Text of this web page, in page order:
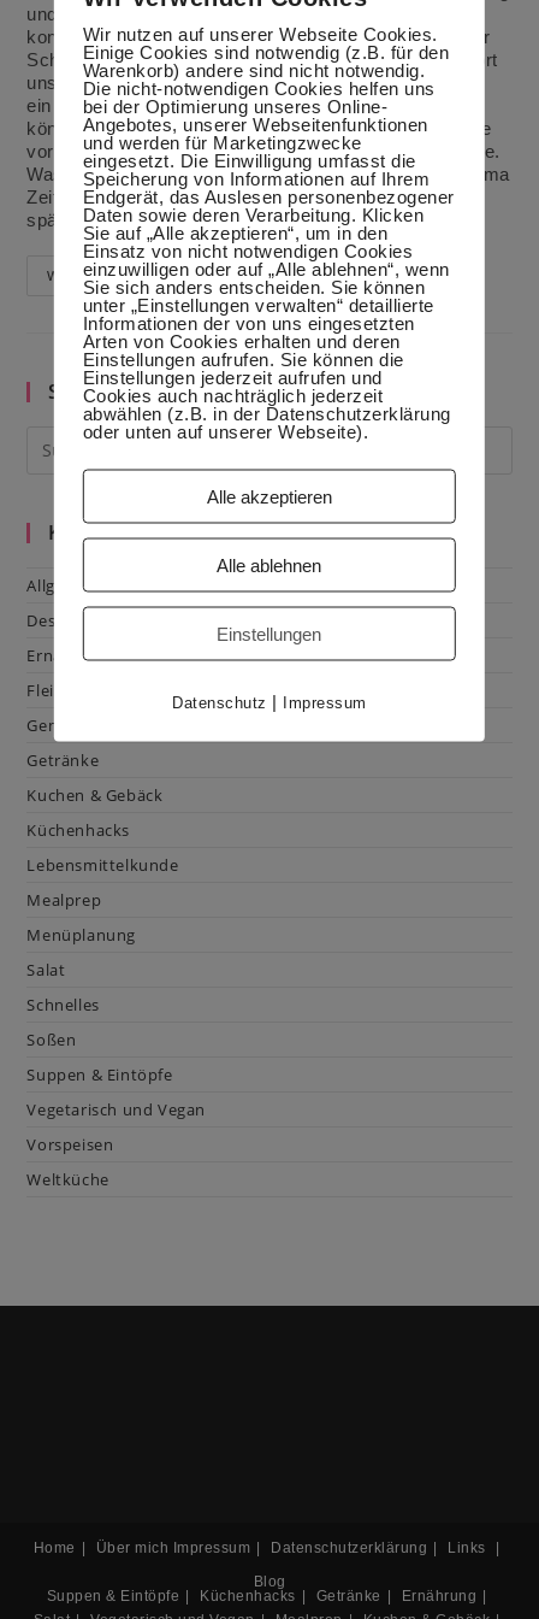
und Genuss in Verona, Bologna und Florenz verbinden
konnten. Viel wichtiger war aber der Besuch bei meiner
Schwiegerfamilie in Kalabrien. Zum einen haben wir dort
unseren Kleinen vorgestellt und zum anderen habe ich
ein paar Rezepte bei der Nonna (Oma) abgucken
können.Heute möchte ich Nonnas leckere Paprikasoße
vorstellen. Sie füllt sie in Gläser ab und pasteurisiert sie.
Was hat das nun mit Zeitmanagement zu tun?Das Thema
Zeitmanagement in der Küche beschäftigt mich
spätestens seit ich Vollzeithausfrau bin. Langsam…
WeiterlesenNonnas
Paprikasoße
Suche im Blog
Kategorien
Allgemein
Dessert
Ernährung
Fleisch & Geflügel
Gemüse
Getränke
Kuchen & Gebäck
Küchenhacks
Lebensmittelkunde
Mealprep
Menüplanung
Salat
Schnelles
Soßen
Suppen & Eintöpfe
Vegetarisch und Vegan
Vorspeisen
Weltküche
Home Über mich Impressum Datenschutzerklärung
Links
Blog
Suppen & Eintöpfe
Küchenhacks Getränke
Ernährung
Wir nutzen auf unserer Webseite Cookies.
Einige Cookies sind notwendig (z.B. für den
Warenkorb) andere sind nicht notwendig.
Die nicht-notwendigen Cookies helfen uns
bei der Optimierung unseres Online-
Angebotes, unserer Webseitenfunktionen
und werden für Marketingzwecke
eingesetzt. Die Einwilligung umfasst die
Speicherung von Informationen auf Ihrem
Endgerät, das Auslesen personenbezogener
Daten sowie deren Verarbeitung. Klicken
Sie auf „Alle akzeptieren“, um in den
Einsatz von nicht notwendigen Cookies
einzuwilligen oder auf „Alle ablehnen“, wenn
Sie sich anders entscheiden. Sie können
unter „Einstellungen verwalten“ detaillierte
Informationen der von uns eingesetzten
Arten von Cookies erhalten und deren
Einstellungen aufrufen. Sie können die
Einstellungen jederzeit aufrufen und
Cookies auch nachträglich jederzeit
abwählen (z.B. in der Datenschutzerklärung
oder unten auf unserer Webseite).
Alle akzeptieren
Alle ablehnen
Einstellungen
Datenschutz | Impressum